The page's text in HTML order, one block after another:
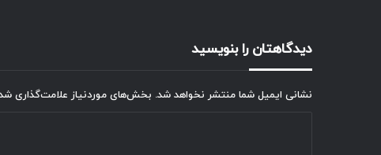
دیدگاهتان را بنویسید
نشانی ایمیل شما منتشر نخواهد شد. بخش‌های موردنیاز علامت‌گذاری